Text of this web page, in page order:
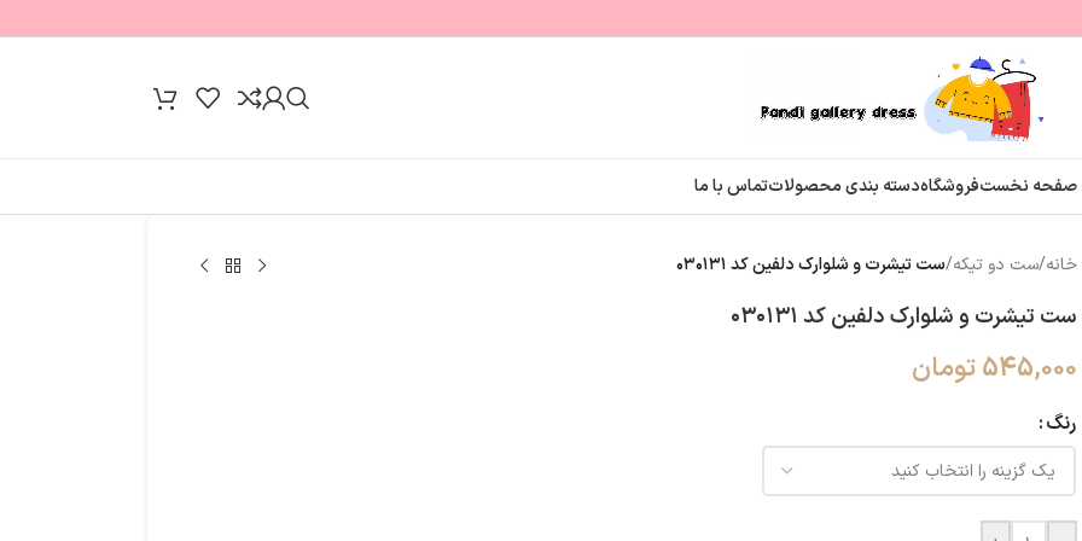
صفحه نخستفروشگاهدسته بندی محصولاتتماس با ما
خانه/ست دو تیکه/ست تیشرت و شلوارک دلفین کد ۰۳۰۱۳۱
ست تیشرت و شلوارک دلفین کد ۰۳۰۱۳۱
545,000تومان
رنگ